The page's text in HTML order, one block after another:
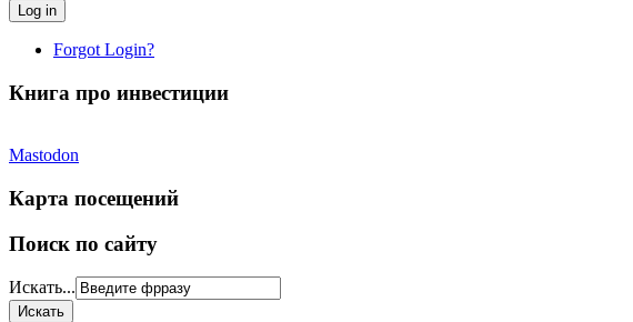
Log in
Forgot Login?
Книга про инвестиции
Mastodon
Карта посещений
Поиск по сайту
Искать...